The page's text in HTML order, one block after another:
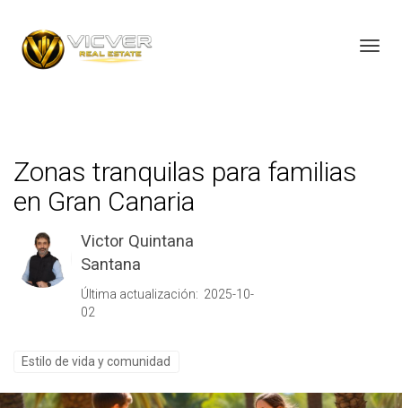
Zonas tranquilas para familias
en Gran Canaria
Victor Quintana
Santana
Última actualización: 2025-10-
02
Estilo de vida y comunidad